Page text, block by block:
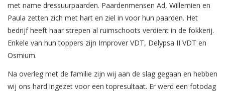
met name dressuurpaarden. Paardenmensen Ad, Willemien en
Paula zetten zich met hart en ziel in voor hun paarden. Het
bedrijf heeft haar strepen al ruimschoots verdient in de fokkerij.
Enkele van hun toppers zijn Improver VDT, Delypsa II VDT en
Osmium.
Na overleg met de familie zijn wij aan de slag gegaan en hebben
wij ons hard ingezet voor een topresultaat. Er werd een fotodag